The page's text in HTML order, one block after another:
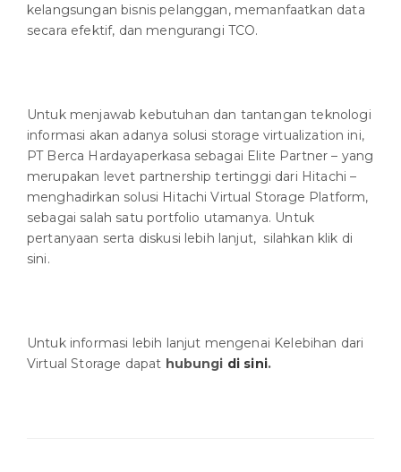
kelangsungan bisnis pelanggan, memanfaatkan data
secara efektif, dan mengurangi TCO.
Untuk menjawab kebutuhan dan tantangan teknologi
informasi akan adanya solusi storage virtualization ini,
PT Berca Hardayaperkasa sebagai Elite Partner – yang
merupakan levet partnership tertinggi dari Hitachi –
menghadirkan solusi Hitachi Virtual Storage Platform,
sebagai salah satu portfolio utamanya. Untuk
pertanyaan serta diskusi lebih lanjut, silahkan klik di
sini.
Untuk informasi lebih lanjut mengenai Kelebihan dari
Virtual Storage dapat hubungi di sini.